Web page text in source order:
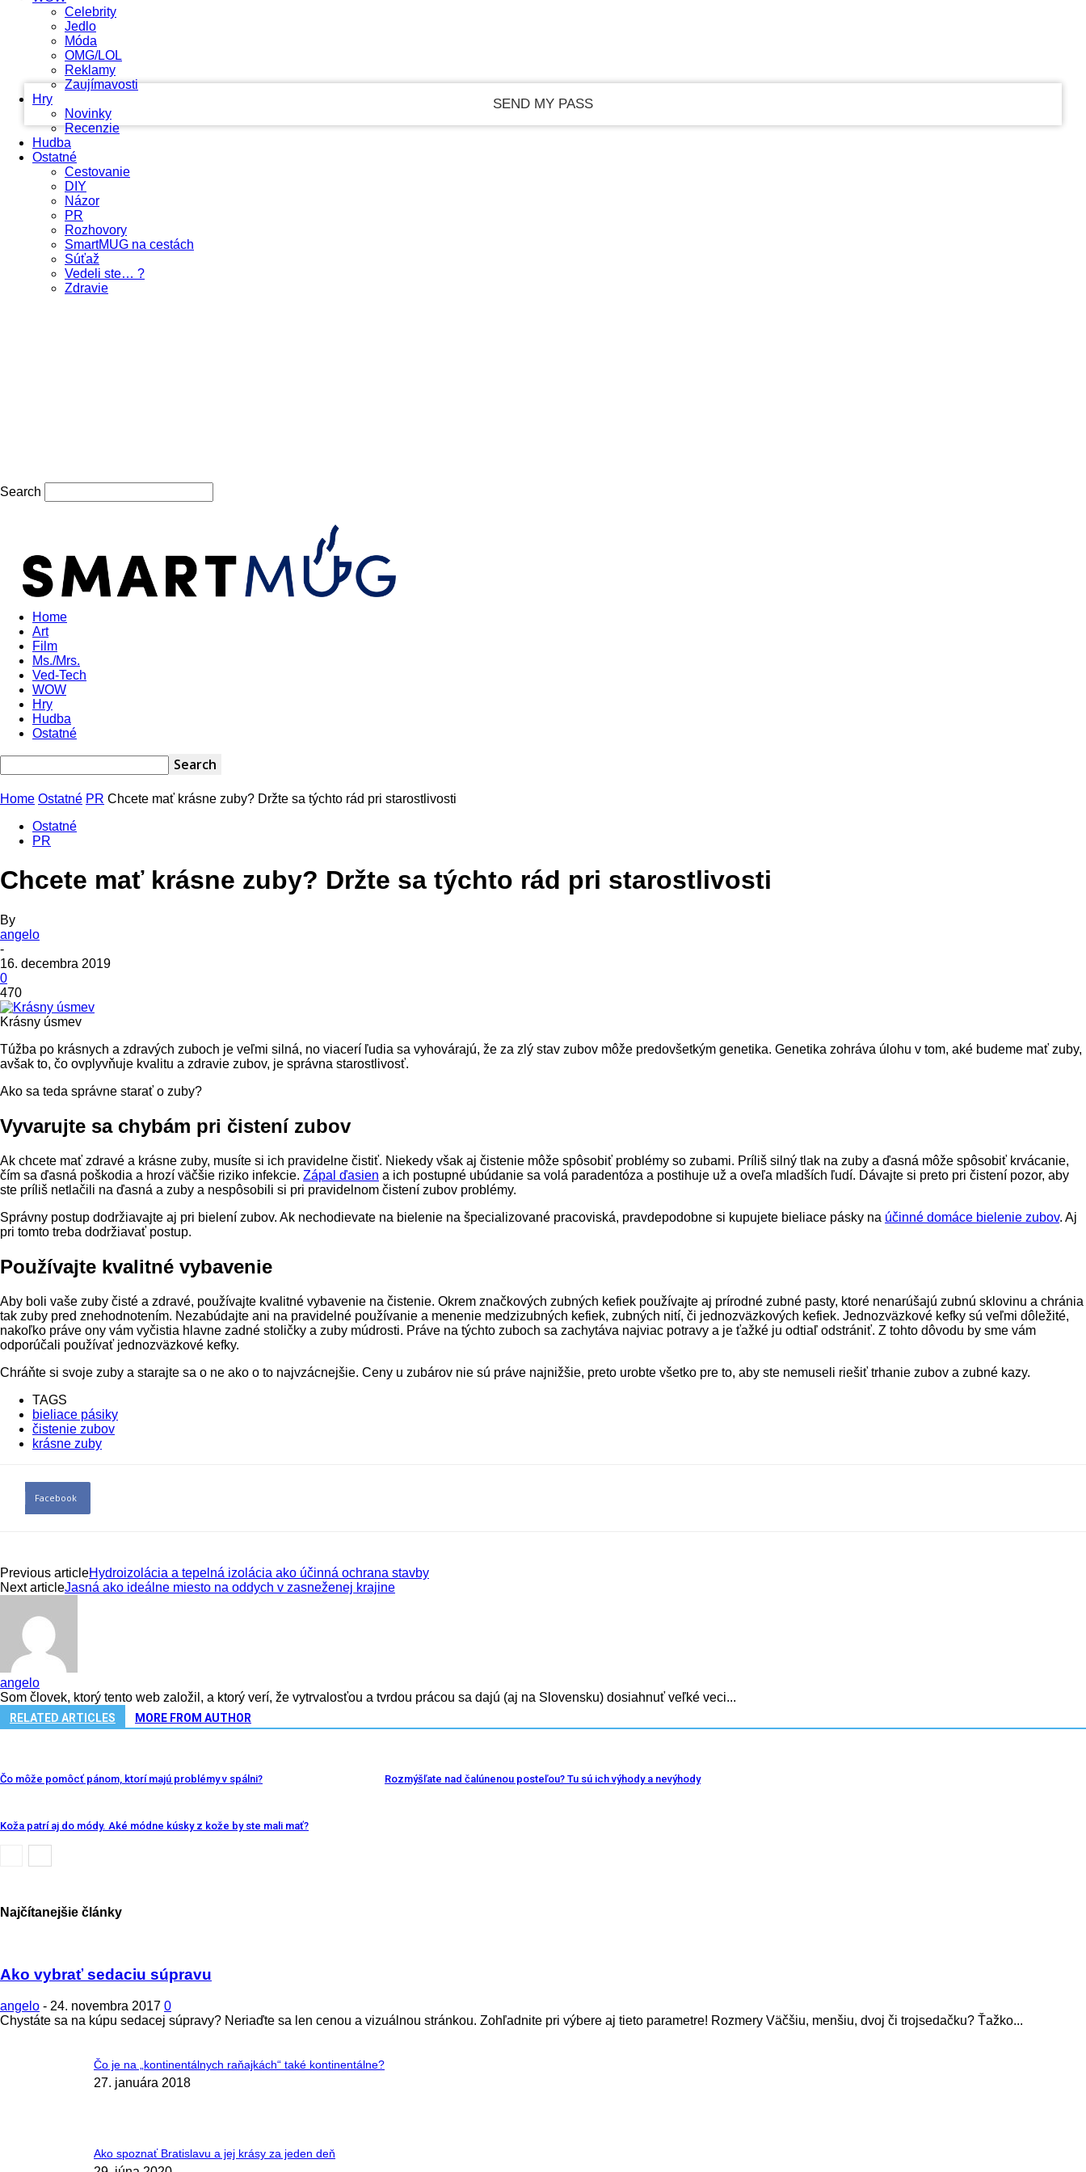
Celebrity
Jedlo
Móda
OMG/LOL
Reklamy
Zaujímavosti
Hry
Novinky
Recenzie
Hudba
Ostatné
Cestovanie
DIY
Názor
PR
Rozhovory
SmartMUG na cestách
Súťaž
Vedeli ste… ?
Zdravie
Search
Home
Art
Film
Ms./Mrs.
Ved-Tech
WOW
Hry
Hudba
Ostatné
Home Ostatné PR Chcete mať krásne zuby? Držte sa týchto rád pri starostlivosti
Ostatné
PR
Chcete mať krásne zuby? Držte sa týchto rád pri starostlivosti
By
angelo
-
16. decembra 2019
0
470
Krásny úsmev
Túžba po krásnych a zdravých zuboch je veľmi silná, no viacerí ľudia sa vyhovárajú, že za zlý stav zubov môže predovšetkým genetika. Genetika zohráva úlohu v tom, aké budeme mať zuby,
avšak to, čo ovplyvňuje kvalitu a zdravie zubov, je správna starostlivosť.
Ako sa teda správne starať o zuby?
Vyvarujte sa chybám pri čistení zubov
Ak chcete mať zdravé a krásne zuby, musíte si ich pravidelne čistiť. Niekedy však aj čistenie môže spôsobiť problémy so zubami. Príliš silný tlak na zuby a ďasná môže spôsobiť krvácanie,
čím sa ďasná poškodia a hrozí väčšie riziko infekcie. Zápal ďasien a ich postupné ubúdanie sa volá paradentóza a postihuje už a oveľa mladších ľudí. Dávajte si preto pri čistení pozor, aby
ste príliš netlačili na ďasná a zuby a nespôsobili si pri pravidelnom čistení zubov problémy.
Správny postup dodržiavajte aj pri bielení zubov. Ak nechodievate na bielenie na špecializované pracoviská, pravdepodobne si kupujete bieliace pásky na účinné domáce bielenie zubov. Aj
pri tomto treba dodržiavať postup.
Používajte kvalitné vybavenie
Aby boli vaše zuby čisté a zdravé, používajte kvalitné vybavenie na čistenie. Okrem značkových zubných kefiek používajte aj prírodné zubné pasty, ktoré nenarúšajú zubnú sklovinu a chránia
tak zuby pred znehodnotením. Nezabúdajte ani na pravidelné používanie a menenie medzizubných kefiek, zubných nití, či jednozväzkových kefiek. Jednozväzkové kefky sú veľmi dôležité,
nakoľko práve ony vám vyčistia hlavne zadné stoličky a zuby múdrosti. Práve na týchto zuboch sa zachytáva najviac potravy a je ťažké ju odtiaľ odstrániť. Z tohto dôvodu by sme vám
odporúčali používať jednozväzkové kefky.
Chráňte si svoje zuby a starajte sa o ne ako o to najvzácnejšie. Ceny u zubárov nie sú práve najnižšie, preto urobte všetko pre to, aby ste nemuseli riešiť trhanie zubov a zubné kazy.
TAGS
bieliace pásiky
čistenie zubov
krásne zuby
Facebook
Previous articleHydroizolácia a tepelná izolácia ako účinná ochrana stavby
Next articleJasná ako ideálne miesto na oddych v zasneženej krajine
angelo
Som človek, ktorý tento web založil, a ktorý verí, že vytrvalosťou a tvrdou prácou sa dajú (aj na Slovensku) dosiahnuť veľké veci...
RELATED ARTICLES MORE FROM AUTHOR
Čo môže pomôcť pánom, ktorí majú problémy v spálni? Rozmýšľate nad čalúnenou posteľou? Tu sú ich výhody a nevýhody
Koža patrí aj do módy. Aké módne kúsky z kože by ste mali mať?
Najčítanejšie články
Ako vybrať sedaciu súpravu
angelo - 24. novembra 2017 0
Chystáte sa na kúpu sedacej súpravy? Neriaďte sa len cenou a vizuálnou stránkou. Zohľadnite pri výbere aj tieto parametre! Rozmery Väčšiu, menšiu, dvoj či trojsedačku? Ťažko...
Čo je na „kontinentálnych raňajkách“ také kontinentálne?
27. januára 2018
Ako spoznať Bratislavu a jej krásy za jeden deň